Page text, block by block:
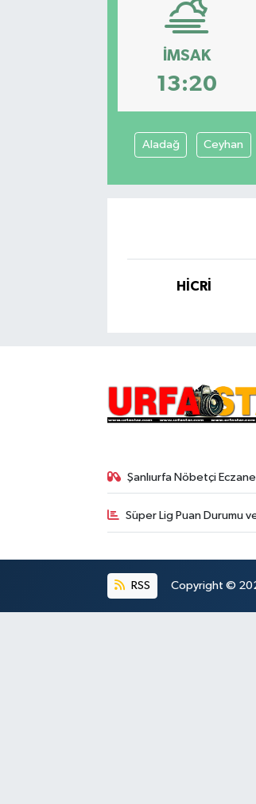
İMSAK
13:20
Aladağ Ceyhan
HİCRİ
Şanlıurfa Nöbetçi
Süper Lig Puan Durumu
RSS Copyright ©